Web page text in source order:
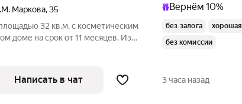
Маркова,35
32 кв.м. с косметическим
доме на срок от 11 месяцев. Из
Вернём 10%
без залога
без комиссии
Написать в чат 3 часа назад